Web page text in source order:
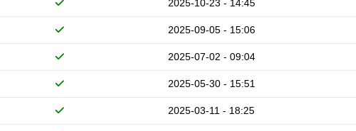
2025-10-23 - 14:45
2025-09-05 - 15:06
2025-07-02 - 09:04
2025-05-30 - 15:51
2025-03-11 - 18:25